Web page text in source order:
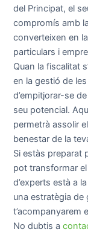
del Principat, el
compromís amb
converteixen en
particulars i
Quan la fiscalitat
en la gestió de
d’empitjorar-se
seu potencial.
permetrà assolir
benestar de la
Si estàs preparat
pot transformar
d’experts està a
una estratègia de
t’acompanyarem
No dubtis a